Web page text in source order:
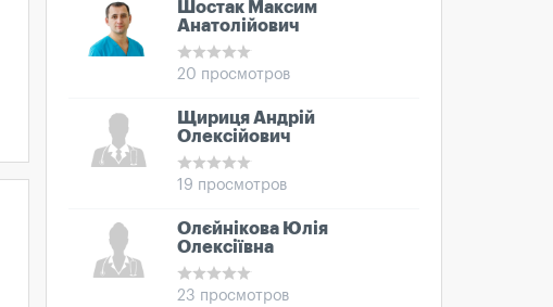
Шостак Максим
Анатолійович
20 просмотров
Щириця Андрій
Олексійович
19 просмотров
Олєйнікова Юлія
Олексіївна
23 просмотров